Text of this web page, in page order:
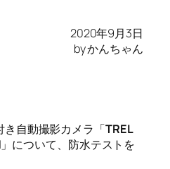
2020年9月3日
by かんちゃん
自動撮影カメラ「TREL
」について、防水テストを